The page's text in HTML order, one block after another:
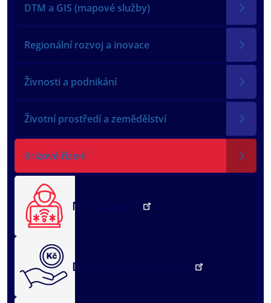
DTM a GIS (mapové služby)
Regionální rozvoj a inovace
Živnosti a podnikání
Životní prostředí a zemědělství
Krizové řízení
NežKlikneš
Dotační portál kraje